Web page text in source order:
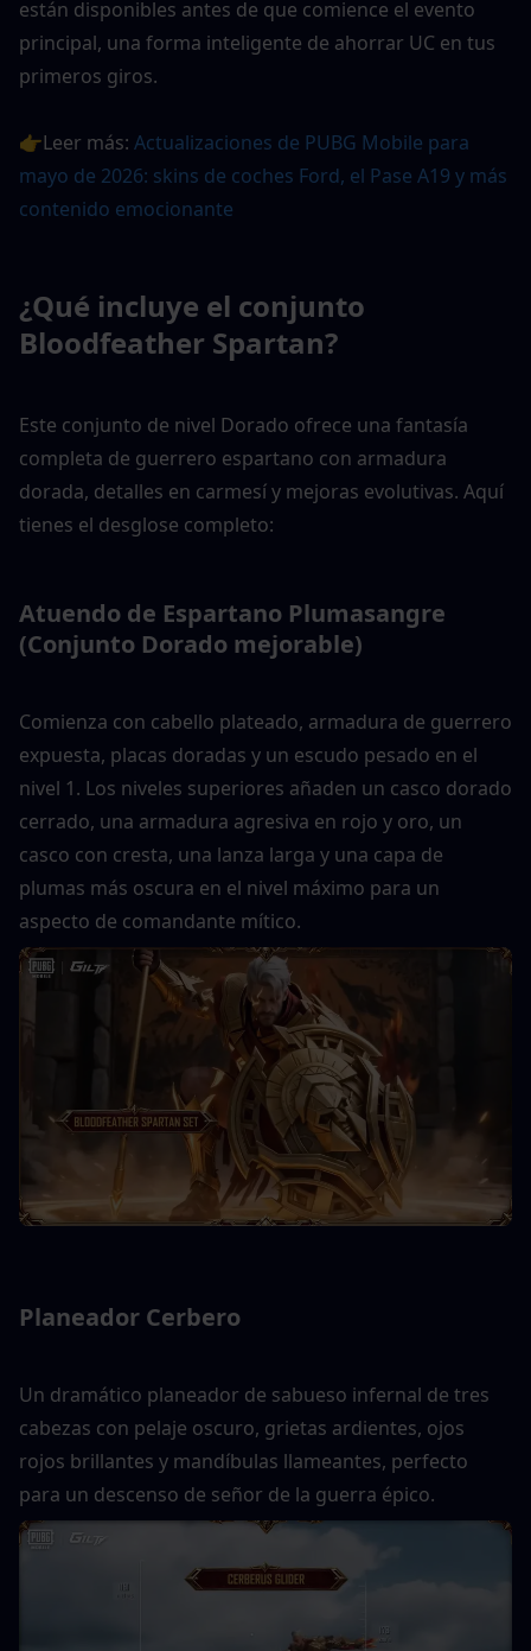
están disponibles antes de que comience el evento
principal, una forma inteligente de ahorrar UC en tus
primeros giros.
👉Leer más: Actualizaciones de PUBG Mobile para
mayo de 2026: skins de coches Ford, el Pase A19 y más
contenido emocionante
¿Qué incluye el conjunto
Bloodfeather Spartan?
Este conjunto de nivel Dorado ofrece una fantasía
completa de guerrero espartano con armadura
dorada, detalles en carmesí y mejoras evolutivas. Aquí
tienes el desglose completo:
Atuendo de Espartano Plumasangre
(Conjunto Dorado mejorable)
Comienza con cabello plateado, armadura de guerrero
expuesta, placas doradas y un escudo pesado en el
nivel 1. Los niveles superiores añaden un casco dorado
cerrado, una armadura agresiva en rojo y oro, un
casco con cresta, una lanza larga y una capa de
plumas más oscura en el nivel máximo para un
aspecto de comandante mítico.
Planeador Cerbero
Un dramático planeador de sabueso infernal de tres
cabezas con pelaje oscuro, grietas ardientes, ojos
rojos brillantes y mandíbulas llameantes, perfecto
para un descenso de señor de la guerra épico.